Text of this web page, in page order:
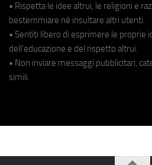
• Rispetta le idee altrui, le religioni e
bestemmiare né insultare altri utenti.
• Sentiti libero di esprimere le proprie
dell'educazione e del rispetto altrui.
• Non inviare messaggi pubblicitari,
simili.